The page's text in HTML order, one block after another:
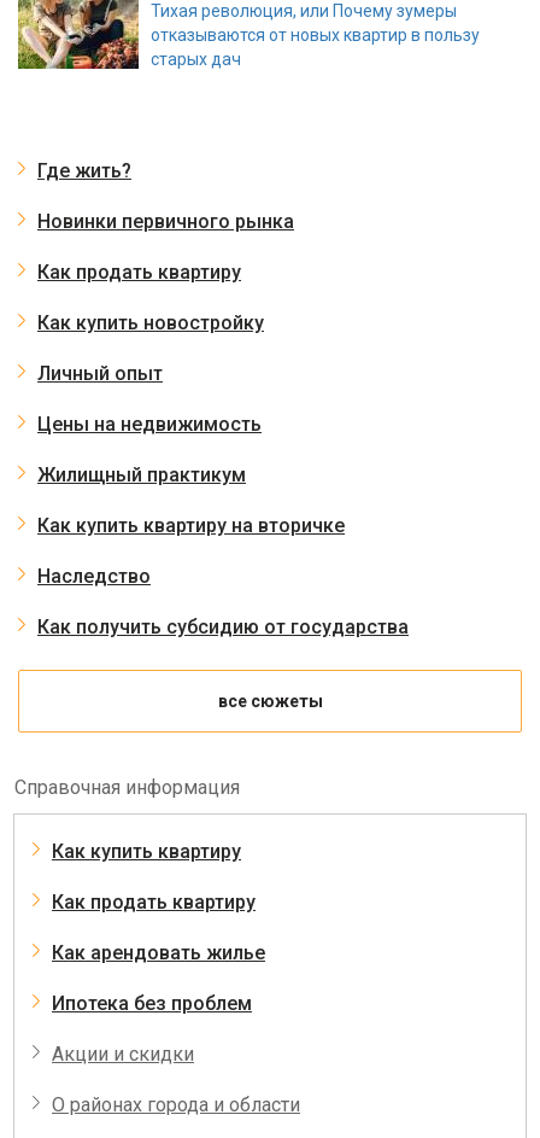
Тихая революция, или Почему зумеры
отказываются от новых квартир в пользу
старых дач
Где жить?
Новинки первичного рынка
Как продать квартиру
Как купить новостройку
Личный опыт
Цены на недвижимость
Жилищный практикум
Как купить квартиру на вторичке
Наследство
Как получить субсидию от государства
все сюжеты
Справочная информация
Как купить квартиру
Как продать квартиру
Как арендовать жилье
Ипотека без проблем
Акции и скидки
О районах города и области